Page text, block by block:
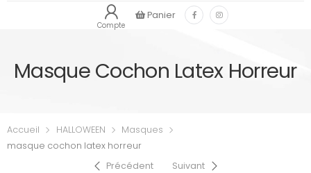
Compte
Panier
Masque Cochon Latex Horreur
Accueil HALLOWEEN
Masques
masque cochon latex horreur
Précédent
Suivant